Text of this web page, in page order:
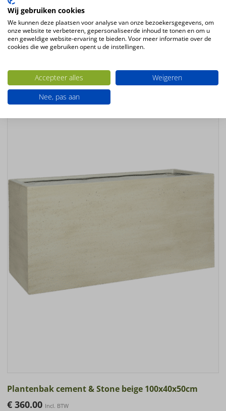
Diameter
25cm
Kleur
grijs
Ook interessant
Plantenbak cement & Stone beige 100x40x50cm
€ 360.00 Incl. BTW
Wij gebruiken cookies
We kunnen deze plaatsen voor analyse van onze bezoekersgegevens, om
onze website te verbeteren, gepersonaliseerde inhoud te tonen en om u
een geweldige website-ervaring te bieden. Voor meer informatie over de
cookies die we gebruiken opent u de instellingen.
Accepteer alles
Weigeren
Nee, pas aan